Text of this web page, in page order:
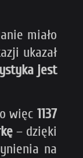
miało
ukazał
jest
więc1137
– dzięki
na